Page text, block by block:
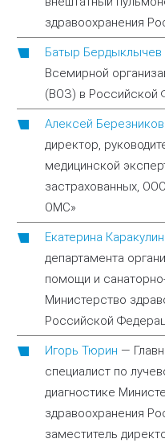
здравоохранения
Батыр Бердыклычев
Всемирной
(ВОЗ) в Российской
Алексей Березников
директор,
медицинской
застрахованных,
ОМС»
Екатерина
департамента
помощи и
Министерство
Российской
Игорь Тюрин —
специалист по
диагностике
здравоохранения
заместитель